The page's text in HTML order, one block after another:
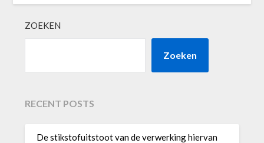
ZOEKEN
Zoeken
RECENT POSTS
De stikstofuitstoot van de verwerking hiervan